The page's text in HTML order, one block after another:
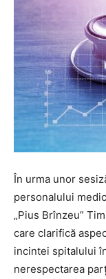
În urma unor
personalului
„Pius Brînzeu”
care clarifică
incintei spitalului
nerespectarea